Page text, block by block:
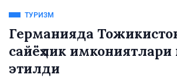
ТУРИЗМ
Германияда
сайёҳлик
этилди